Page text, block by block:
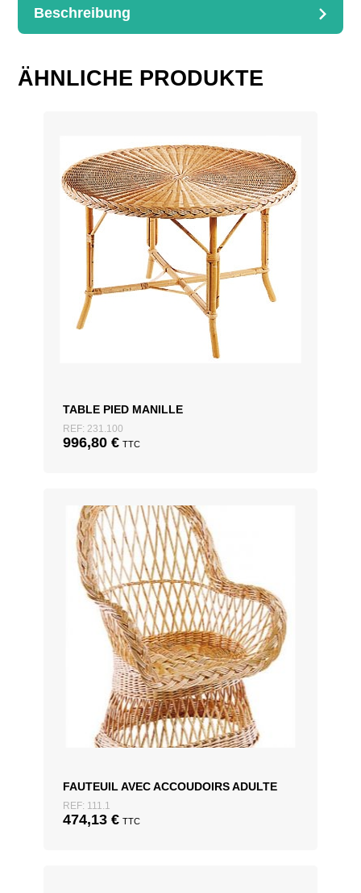
Beschreibung
53 x 53
ÄHNLICHE PRODUKTE
TABLE PIED MANILLE
REF: 231.100
996,80 € TTC
FAUTEUIL AVEC ACCOUDOIRS ADULTE
REF: 111.1
474,13 € TTC